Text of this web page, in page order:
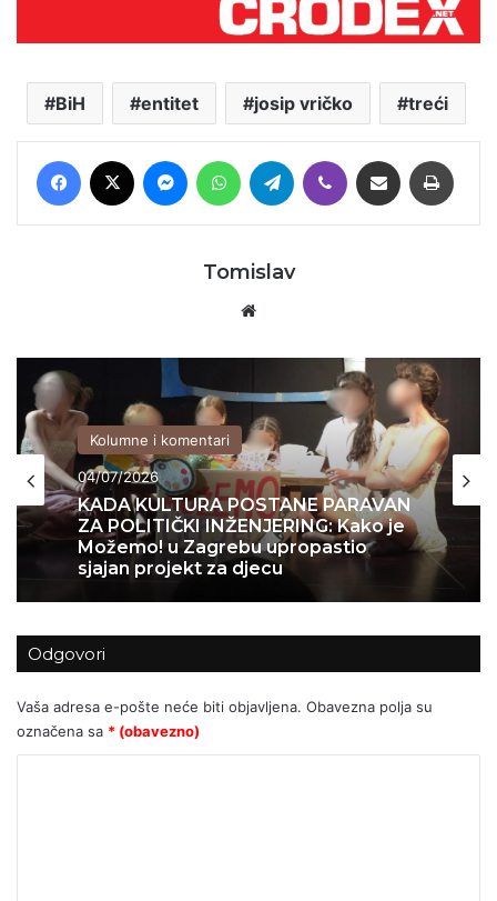
BiH entitet josip vričko treći
Facebook MessengerWhatsAppTelegram Viber Podijeli putem E-maila
Tomislav
Kolumne i komentari
04/07/2026
KADA KULTURA POSTANE PARAVAN
ZA POLITIČKI INŽENJERING: Kako je
Možemo! u Zagrebu upropastio
sjajan projekt za djecu
Domovina
04/07/2026
NOVINARSTVO? Zašto javnosti opet
nije prikazana cijela istina o sukobu
Odgovori
Vaša adresa e-pošte neće biti objavljena. Obavezna polja su
označena sa * (obavezno)